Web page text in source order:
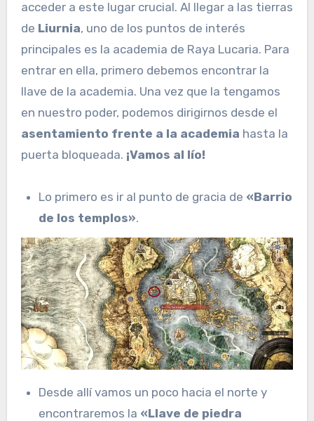
acceder a este lugar crucial. Al llegar a las tierras
de Liurnia, uno de los puntos de interés
principales es la academia de Raya Lucaria. Para
entrar en ella, primero debemos encontrar la
llave de la academia. Una vez que la tengamos
en nuestro poder, podemos dirigirnos desde el
asentamiento frente a la academia hasta la
puerta bloqueada. ¡Vamos al lío!
Lo primero es ir al punto de gracia de «Barrio
de los templos».
Desde allí vamos un poco hacia el norte y
encontraremos la «Llave de piedra